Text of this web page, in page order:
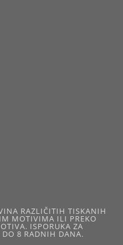
RAZLIČITIH TISKANIH
MOTIVIMA ILI PREKO
ISPORUKA ZA
DO 8 RADNIH DANA.